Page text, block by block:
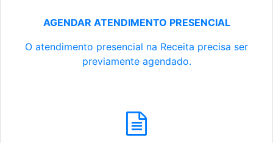
AGENDAR ATENDIMENTO PRESENCIAL
O atendimento presencial na Receita precisa ser
previamente agendado.